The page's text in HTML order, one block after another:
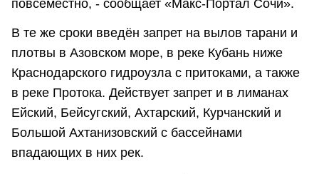
повсеместно, - сообщает «Макс-Портал Сочи».
В те же сроки введён запрет на вылов тарани и
плотвы в Азовском море, в реке Кубань ниже
Краснодарского гидроузла с притоками, а также
в реке Протока. Действует запрет и в лиманах
Ейский, Бейсугский, Ахтарский, Курчанский и
Большой Ахтанизовский с бассейнами
впадающих в них рек.